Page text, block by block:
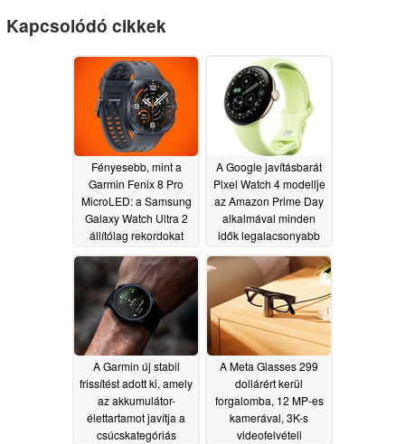
Kapcsolódó cikkek
Fényesebb, mint a
Garmin Fenix 8 Pro
MicroLED: a Samsung
Galaxy Watch Ultra 2
állítólag rekordokat
06/29/2026
A Google javításbarát
Pixel Watch 4 modellje
az Amazon Prime Day
alkalmával minden
idők legalacsonyabb
06/24/2026
A Garmin új stabil
frissítést adott ki, amely
az akkumulátor-
élettartamot javítja a
csúcskategóriás
A Meta Glasses 299
dollárért kerül
forgalomba, 12 MP-es
kamerával, 3K-s
videofelvételi